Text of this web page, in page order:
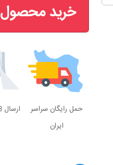
خرید محصول
حمل رایگان سراسر
ایران